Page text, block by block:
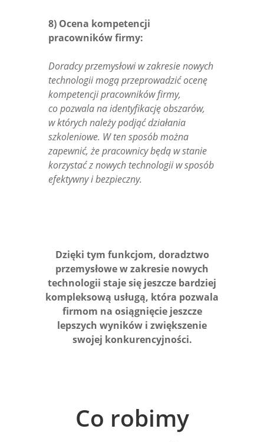
8) Ocena kompetencji
pracowników firmy:
Doradcy przemysłowi w zakresie nowych
technologii mogą przeprowadzić ocenę
kompetencji pracowników firmy,
co pozwala na identyfikację obszarów,
w których należy podjąć działania
szkoleniowe. W ten sposób można
zapewnić, że pracownicy będą w stanie
korzystać z nowych technologii w sposób
efektywny i bezpieczny.
Dzięki tym funkcjom, doradztwo
przemysłowe w zakresie nowych
technologii staje się jeszcze bardziej
kompleksową usługą, która pozwala
firmom na osiągnięcie jeszcze
lepszych wyników i zwiększenie
swojej konkurencyjności.
Co robimy